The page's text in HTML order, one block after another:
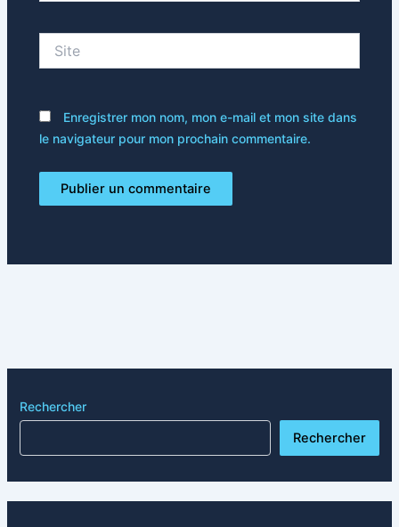
Enregistrer mon nom, mon e-mail et mon site dans
le navigateur pour mon prochain commentaire.
Rechercher
Rechercher